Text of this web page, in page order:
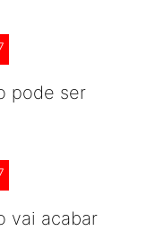
pode ser
vai acabar